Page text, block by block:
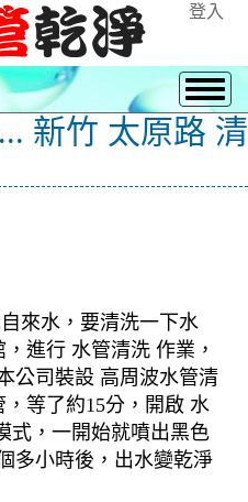
登入
新竹 太原路 清
來水，要清洗一下水
進行 水管清洗 作業，
公司裝設 高周波水管清
等了約15分，開啟 水
式，一開始就噴出黑色
多小時後，出水變乾淨